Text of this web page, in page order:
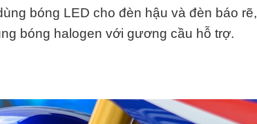
bóng LED cho đèn hậu và đèn báo rẽ,
bóng halogen với gương cầu hỗ trợ.